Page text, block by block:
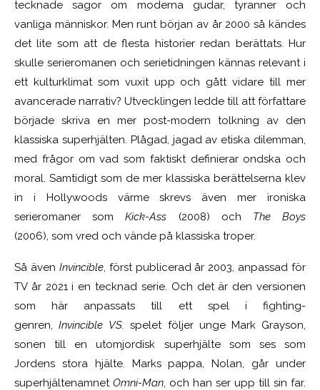
tecknade sagor om moderna gudar, tyranner och
vanliga människor. Men runt början av år 2000 så kändes
det lite som att de flesta historier redan berättats. Hur
skulle serieromanen och serietidningen kännas relevant i
ett kulturklimat som vuxit upp och gått vidare till mer
avancerade narrativ? Utvecklingen ledde till att författare
började skriva en mer post-modern tolkning av den
klassiska superhjälten. Plågad, jagad av etiska dilemman,
med frågor om vad som faktiskt definierar ondska och
moral. Samtidigt som de mer klassiska berättelserna klev
in i Hollywoods värme skrevs även mer ironiska
serieromaner somKick-Ass (2008) och The Boys
(2006), som vred och vände på klassiska troper.
Så även Invincible, först publicerad år 2003, anpassad för
TV år 2021 i en tecknad serie. Och det är den versionen
som här anpassats till ett spel i fighting-
genren,Invincible VS.spelet följer unge Mark Grayson,
sonen till en utomjordisk superhjälte som ses som
Jordens stora hjälte. Marks pappa, Nolan, går under
superhjältenamnet Omni-Man, och han ser upp till sin far.